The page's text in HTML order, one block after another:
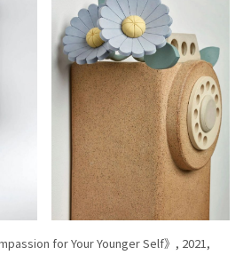
for Your Younger Self》, 2021,